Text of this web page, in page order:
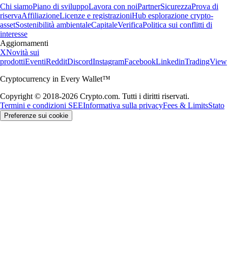
Chi siamoPiano di sviluppoLavora con noiPartnerSicurezzaProva di
riservaAffiliazioneLicenze e registrazioniHub esplorazione crypto-
assetSostenibilità ambientaleCapitaleVerificaPolitica sui conflitti di
interesse
Aggiornamenti
XNovità sui
prodottiEventiRedditDiscordInstagramFacebookLinkedinTradingView
Cryptocurrency in Every Wallet™
Copyright © 2018-2026 Crypto.com. Tutti i diritti riservati.
Termini e condizioni SEEInformativa sulla privacyFees & LimitsStato
Preferenze sui cookie